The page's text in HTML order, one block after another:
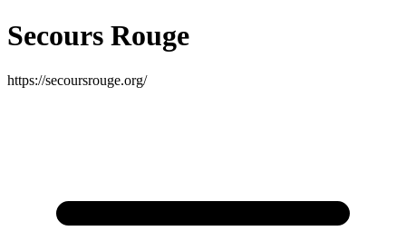
Secours Rouge
https://secoursrouge.org/